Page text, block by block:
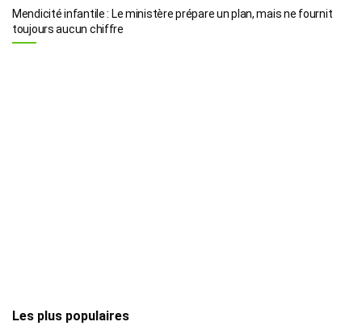
Mendicité infantile : Le ministère prépare un plan, mais ne fournit
toujours aucun chiffre
Les plus populaires